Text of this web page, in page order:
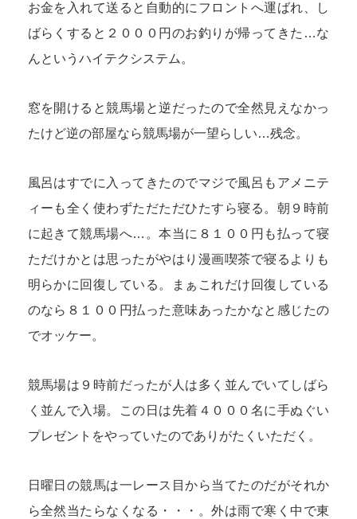
お金を入れて送ると自動的にフロントへ運ばれ、し
ばらくすると２０００円のお釣りが帰ってきた…な
んというハイテクシステム。
窓を開けると競馬場と逆だったので全然見えなかっ
たけど逆の部屋なら競馬場が一望らしい…残念。
風呂はすでに入ってきたのでマジで風呂もアメニテ
ィーも全く使わずただただひたすら寝る。朝９時前
に起きて競馬場へ…。本当に８１００円も払って寝
ただけかとは思ったがやはり漫画喫茶で寝るよりも
明らかに回復している。まぁこれだけ回復している
のなら８１００円払った意味あったかなと感じたの
でオッケー。
競馬場は９時前だったが人は多く並んでいてしばら
く並んで入場。この日は先着４０００名に手ぬぐい
プレゼントをやっていたのでありがたくいただく。
日曜日の競馬は一レース目から当てたのだがそれか
ら全然当たらなくなる・・・。外は雨で寒く中で東